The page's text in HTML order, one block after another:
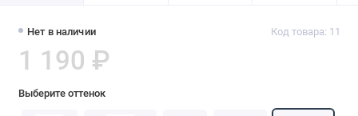
Нет в наличии Код товара: 11
1 190 ₽
Выберите оттенок